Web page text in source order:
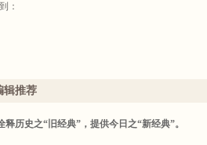
：
辑推荐
释历史之“旧经典”，提供今日之“新经典”。